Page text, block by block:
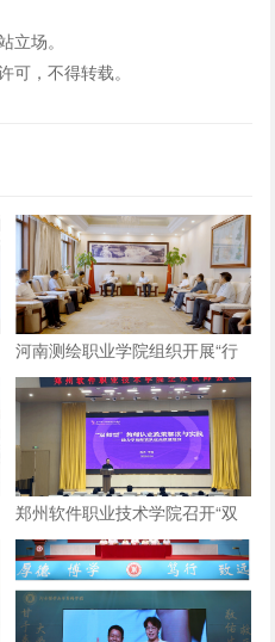
立场。
可，不得转载。
河南测绘职业学院组织开展“行
走的思政课”实践教学活动
郑州软件职业技术学院召开“双
师型”教师认定政策及企业实践
专项解读会议